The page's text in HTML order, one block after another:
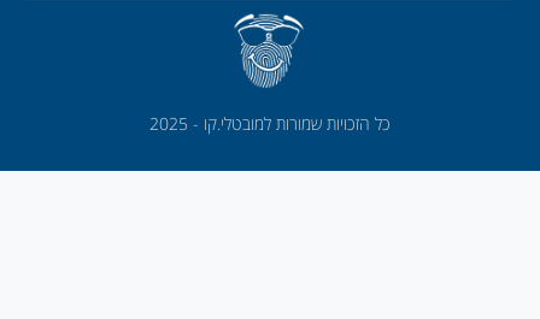
כל הזכויות שמורות למובטלי.קו - 2025